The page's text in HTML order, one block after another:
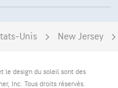
Unis New Jersey
le design du soleil sont des
Inc. Tous droits réservés.